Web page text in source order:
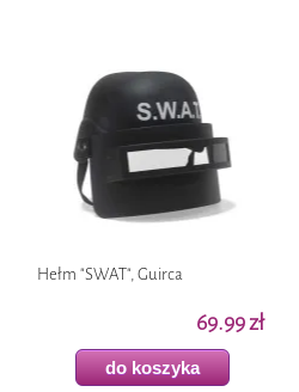
Hełm "SWAT", Guirca
69.99 zł
do koszyka